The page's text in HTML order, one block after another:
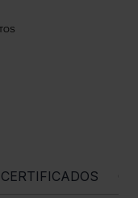
CERTIFICADOS